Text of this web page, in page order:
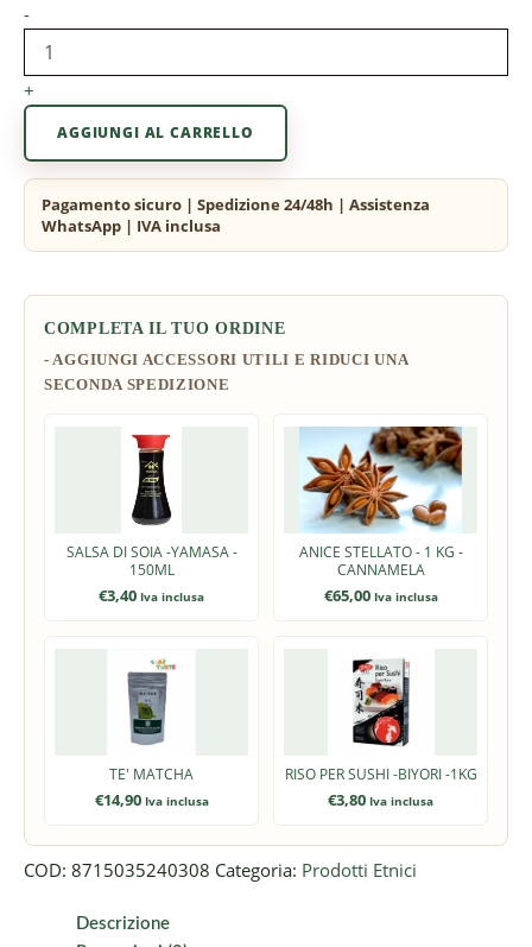
-
+
AGGIUNGI AL CARRELLO
COMPLETA IL TUO ORDINE
SALSA DI SOIA -YAMASA -
150ML
€3,40 Iva inclusa
ANICE STELLATO - 1 KG -
CANNAMELA
€65,00 Iva inclusa
TE' MATCHA
€14,90 Iva inclusa
RISO PER SUSHI -BIYORI -1KG
€3,80 Iva inclusa
COD: 8715035240308 Categoria: Prodotti Etnici
Descrizione